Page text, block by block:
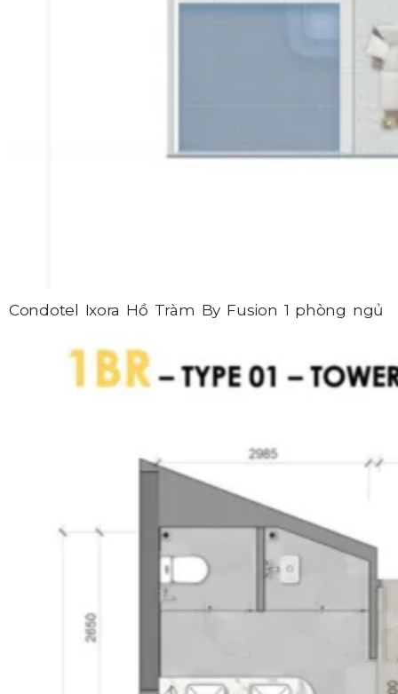
Condotel Ixora Hồ Tràm By Fusion 1 phòng ngủ